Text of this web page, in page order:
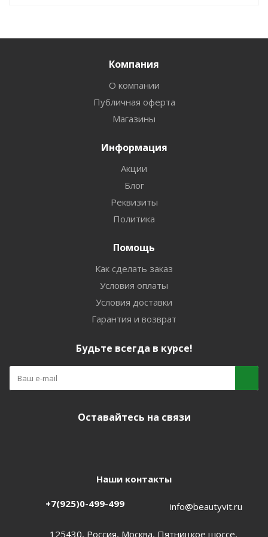
Компания
О компании
Публичная оферта
Магазины
Информация
Акции
Блог
Реквизиты
Политика
Помощь
Как сделать заказ
Условия оплаты
Условия доставки
Гарантия и возврат
Будьте всегда в курсе!
Оставайтесь на связи
Наши контакты
+7(925)0-499-499 info@beautyvit.ru
125430, Россия, Москва, Пятницкое шоссе,